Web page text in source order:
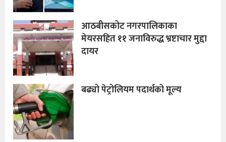
आठबीसकोट नगरपालिकाका
मेयरसहित ११ जनाविरुद्ध भ्रष्टाचार मुद्दा
दायर
बढ्यो पेट्रोलियम पदार्थको मूल्य